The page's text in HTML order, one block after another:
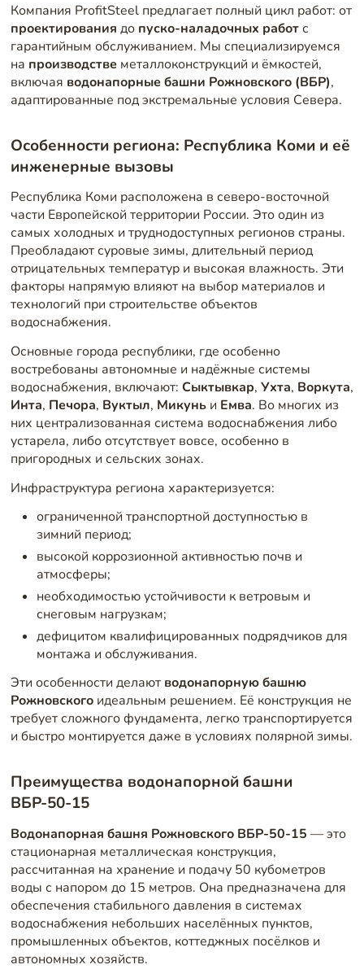
Компания ProfitSteel предлагает полный цикл работ: от
проектирования до пуско-наладочных работс
гарантийным обслуживанием. Мы специализируемся
на производствеметаллоконструкций и ёмкостей,
включая водонапорные башни Рожновского (ВБР),
адаптированные под экстремальные условия Севера.
Особенности региона: Республика Коми и её
инженерные вызовы
Республика Коми расположена в северо-восточной
части Европейской территории России. Это один из
самых холодных и труднодоступных регионов страны.
Преобладают суровые зимы, длительный период
отрицательных температур и высокая влажность. Эти
факторы напрямую влияют на выбор материалов и
технологий при строительстве объектов
водоснабжения.
Основные города республики, где особенно
востребованы автономные и надёжные системы
водоснабжения, включают: Сыктывкар, Ухта, Воркута,
Инта, Печора, Вуктыл, Микуньи Емва. Во многих из
них централизованная система водоснабжения либо
устарела, либо отсутствует вовсе, особенно в
пригородных и сельских зонах.
Инфраструктура региона характеризуется:
ограниченной транспортной доступностью в
зимний период;
высокой коррозионной активностью почв и
атмосферы;
необходимостью устойчивости к ветровым и
снеговым нагрузкам;
дефицитом квалифицированных подрядчиков для
монтажа и обслуживания.
Эти особенности делают водонапорную башню
Рожновскогоидеальным решением. Её конструкция не
требует сложного фундамента, легко транспортируется
и быстро монтируется даже в условиях полярной зимы.
Преимущества водонапорной башни
ВБР-50-15
Водонапорная башня Рожновского ВБР-50-15 — это
стационарная металлическая конструкция,
рассчитанная на хранение и подачу 50 кубометров
воды с напором до 15 метров. Она предназначена для
обеспечения стабильного давления в системах
водоснабжения небольших населённых пунктов,
промышленных объектов, коттеджных посёлков и
автономных хозяйств.